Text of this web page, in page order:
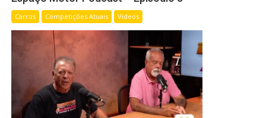
Carros Competições Atuais Videos